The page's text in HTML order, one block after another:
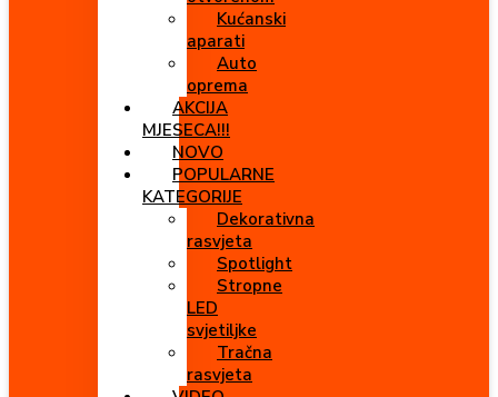
Kućanski
aparati
Auto
oprema
AKCIJA
MJESECA!!!
NOVO
POPULARNE
KATEGORIJE
Dekorativna
rasvjeta
Spotlight
Stropne
LED
svjetiljke
Tračna
rasvjeta